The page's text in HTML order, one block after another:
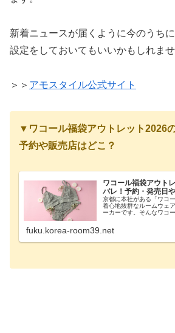
新着ニュースが届くように今のうち
設定をしておいてもいいかもしれませ
＞＞ アモスタイル公式サイト
▼ワコール福袋アウトレット2026
予約や販売店はどこ？
ワコール福袋アウト
バレ！予約・発売日
京都に本社がある「ワコ
着心地抜群なルームウェ
ーカーです。そんなワコ
版福袋も販売されていま
みにし...
fuku.korea-room39.net